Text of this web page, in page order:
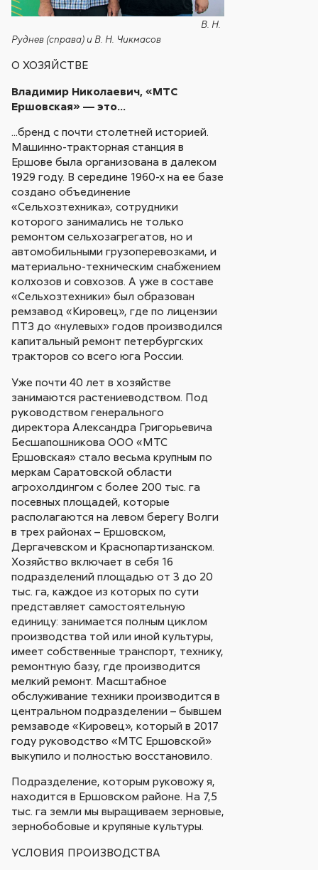
В. Н.
Руднев (справа) и В. Н. Чикмасов
О ХОЗЯЙСТВЕ
Владимир Николаевич, «МТС
Ершовская» — это…
...бренд с почти столетней историей.
Машинно-тракторная станция в
Ершове была организована в далеком
1929 году. В середине 1960-х на ее базе
создано объединение
«Сельхозтехника», сотрудники
которого занимались не только
ремонтом сельхозагрегатов, но и
автомобильными грузоперевозками, и
материально-техническим снабжением
колхозов и совхозов. А уже в составе
«Сельхозтехники» был образован
ремзавод «Кировец», где по лицензии
ПТЗ до «нулевых» годов производился
капитальный ремонт петербургских
тракторов со всего юга России.
Уже почти 40 лет в хозяйстве
занимаются растениеводством. Под
руководством генерального
директора Александра Григорьевича
Бесшапошникова ООО «МТС
Ершовская» стало весьма крупным по
меркам Саратовской области
агрохолдингом с более 200 тыс. га
посевных площадей, которые
располагаются на левом берегу Волги
в трех районах – Ершовском,
Дергачевском и Краснопартизанском.
Хозяйство включает в себя 16
подразделений площадью от 3 до 20
тыс. га, каждое из которых по сути
представляет самостоятельную
единицу: занимается полным циклом
производства той или иной культуры,
имеет собственные транспорт, технику,
ремонтную базу, где производится
мелкий ремонт. Масштабное
обслуживание техники производится в
центральном подразделении – бывшем
ремзаводе «Кировец», который в 2017
году руководство «МТС Ершовской»
выкупило и полностью восстановило.
Подразделение, которым руковожу я,
находится в Ершовском районе. На 7,5
тыс. га земли мы выращиваем зерновые,
зернобобовые и крупяные культуры.
УСЛОВИЯ ПРОИЗВОДСТВА